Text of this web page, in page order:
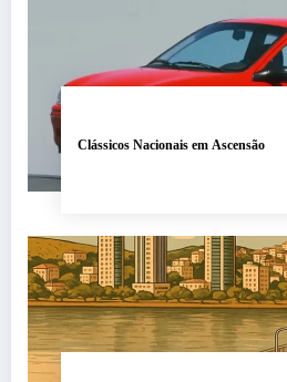
Clássicos Nacionais em Ascensão